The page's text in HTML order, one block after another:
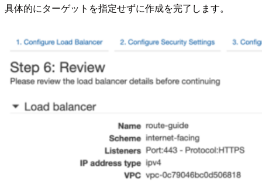
具体的にターゲットを指定せずに作成を完了します。